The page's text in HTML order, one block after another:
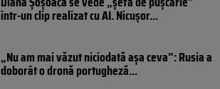
într-un clip realizat cu AI. Nicușor...
„Nu am mai văzut niciodată așa ceva”: Rusia a
doborât o dronă portugheză...